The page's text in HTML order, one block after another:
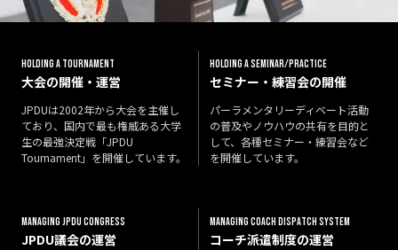
HOLDING A TOURNAMENT
大会の開催・運営
JPDUは2002年から大会を主催し
ており、国内で最も権威ある大学
生の最強決定戦「JPDU
Tournament」を開催しています。
HOLDING A SEMINAR/PRACTICE
セミナー・練習会の開催
パーラメンタリーディベート活動
の普及やノウハウの共有を目的と
して、各種セミナー・練習会など
を開催しています。
MANAGING JPDU CONGRESS
JPDU議会の運営
MANAGING COACH DISPATCH SYSTEM
コーチ派遣制度の運営